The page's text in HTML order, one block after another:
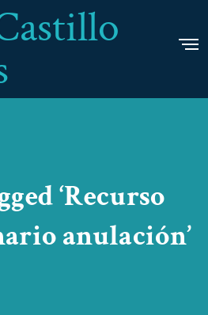
‘Recurso
anulación’